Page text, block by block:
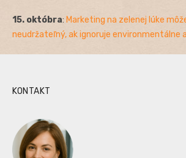
15. októbra: Marketing na zelenej lúke
neudržateľný, ak ignoruje environmentálne
KONTAKT